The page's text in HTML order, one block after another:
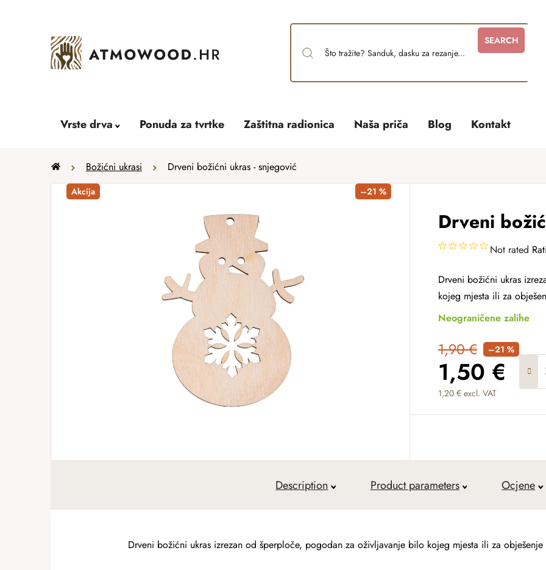
SEARCH
Vrste drva Ponuda za tvrtke Zaštitna radionica Naša priča Blog Kontakt
Home Božićni ukrasi Drveni božićni ukras - snjegović
Drveni
Not rated
Drveni božićni ukras
kojeg mjesta ili za
Neograničene zalihe
1,90 € –21 %
1,50 €
1,20 € excl. VAT
Measure price:
Akcija –21 %
Description Product parameters Ocjene
Drveni božićni ukras izrezan od šperploče, pogodan za oživljavanje bilo kojeg mjesta ili za obješenje